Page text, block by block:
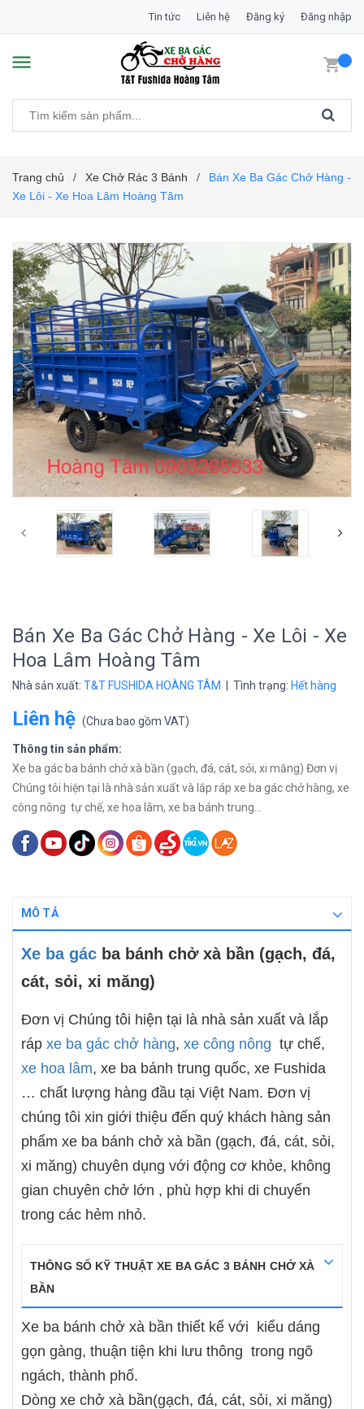
Tin tức Liên hệ Đăng ký Đăng nhập
Trang chủ / Xe Chở Rác 3 Bánh /
Bán Xe Ba Gác Chở Hàng -
Xe Lôi - Xe Hoa Lâm Hoàng Tâm
Bán Xe Ba Gác Chở Hàng - Xe Lôi - Xe
Hoa Lâm Hoàng Tâm
Nhà sản xuất: T&T FUSHIDA HOÀNG TÂM | Tình trạng: Hết hàng
Liên hệ (Chưa bao gồm VAT)
Thông tin sản phẩm:
Xe ba gác ba bánh chở xà bần (gạch, đá, cát, sỏi, xi măng) Đơn vị
Chúng tôi hiện tại là nhà sản xuất và lắp ráp xe ba gác chở hàng, xe
công nông tự chế, xe hoa lâm, xe ba bánh trung...
MÔ TẢ
Xe ba gác ba bánh chở xà bần (gạch, đá,
cát, sỏi, xi măng)
Đơn vị Chúng tôi hiện tại là nhà sản xuất và lắp
ráp xe ba gác chở hàng, xe công nông tự chế,
xe hoa lâm, xe ba bánh trung quốc, xe Fushida
… chất lượng hàng đầu tại Việt Nam. Đơn vị
chúng tôi xin giới thiệu đến quý khách hàng sản
phẩm xe ba bánh chở xà bần (gạch, đá, cát, sỏi,
xi măng) chuyên dụng với động cơ khỏe, không
gian chuyên chở lớn , phù hợp khi di chuyển
trong các hẻm nhỏ.
THÔNG SỐ KỸ THUẬT XE BA GÁC 3 BÁNH CHỞ XÀ
BẦN
Xe ba bánh chở xà bần thiết kế với kiểu dáng
gọn gàng, thuận tiện khi lưu thông trong ngõ
ngách, thành phố.
Dòng xe chở xà bần(gạch, đá, cát, sỏi, xi măng)